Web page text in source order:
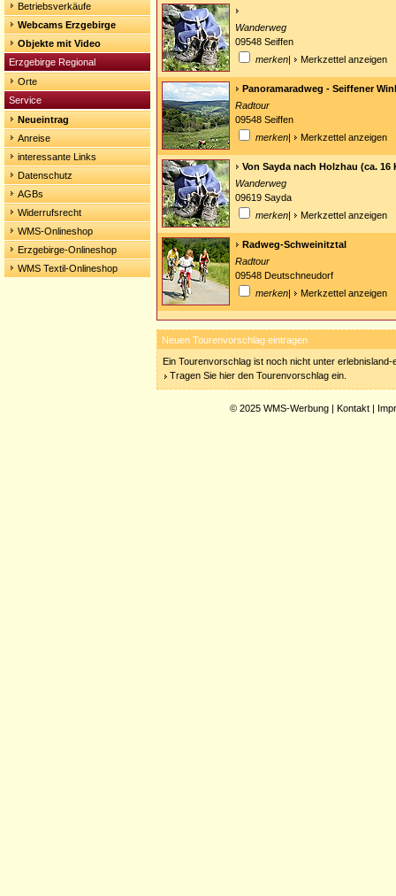
Betriebsverkäufe
Webcams Erzgebirge
Objekte mit Video
Erzgebirge Regional
Orte
Service
Neueintrag
Anreise
interessante Links
Datenschutz
AGBs
Widerrufsrecht
WMS-Onlineshop
Erzgebirge-Onlineshop
WMS Textil-Onlineshop
Wanderweg
09548 Seiffen
merken| Merkzettel anzeigen
Panoramaradweg - Seiffener
Radtour
09548 Seiffen
merken| Merkzettel anzeigen
Von Sayda nach Holzhau (ca. 16
Wanderweg
09619 Sayda
merken| Merkzettel anzeigen
Radweg-Schweinitztal
Radtour
09548 Deutschneudorf
merken| Merkzettel anzeigen
Neuen Tourenvorschlag eintragen
Ein Tourenvorschlag ist noch nicht unter
Tragen Sie hier den Tourenvorschlag ein.
© 2025 WMS-Werbung | Kontakt |